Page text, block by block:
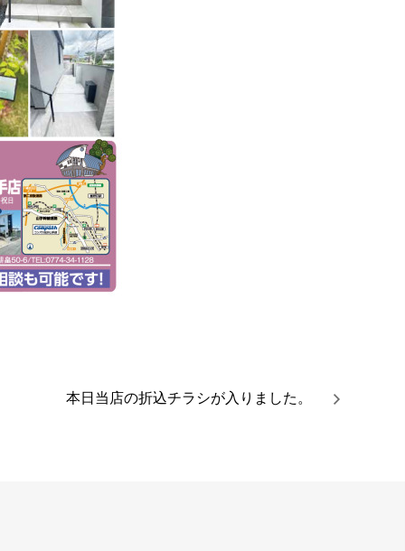
本日当店の折込チラシが入りました。